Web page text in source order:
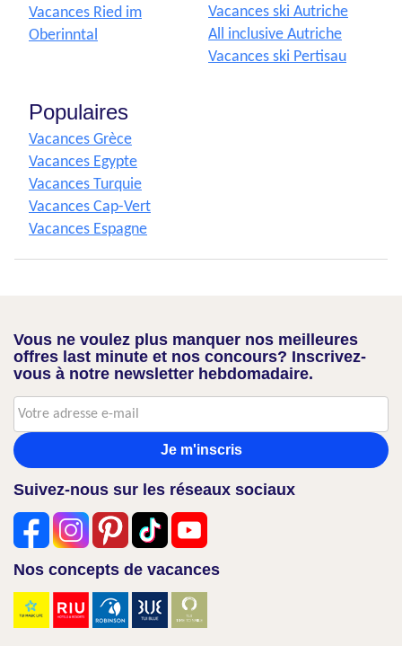
Vacances Ried im
Oberinntal
Vacances ski Autriche
All inclusive Autriche
Vacances ski Pertisau
Populaires
Vacances Grèce
Vacances Egypte
Vacances Turquie
Vacances Cap-Vert
Vacances Espagne
Vous ne voulez plus manquer nos meilleures
offres last minute et nos concours? Inscrivez-
vous à notre newsletter hebdomadaire.
Je m'inscris
Suivez-nous sur les réseaux sociaux
Nos concepts de vacances